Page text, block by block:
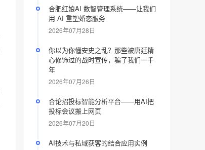
合肥红娘AI 数智管理系统——让我们
用 AI 重塑婚恋服务
2026年07月28日
你以为你懂安史之乱？那些被唐廷精
心修饰过的战时宣传，骗了我们一千
年
2026年07月26日
合论招投标智能分析平台——用AI把
投标会议搬上网页
2026年07月20日
AI技术与私域获客的结合应用实例